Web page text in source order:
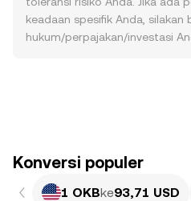
keadaan spesifik Anda,
hukum/perpajakan/investasi
Konversi populer
1 OKBke93,71 USD